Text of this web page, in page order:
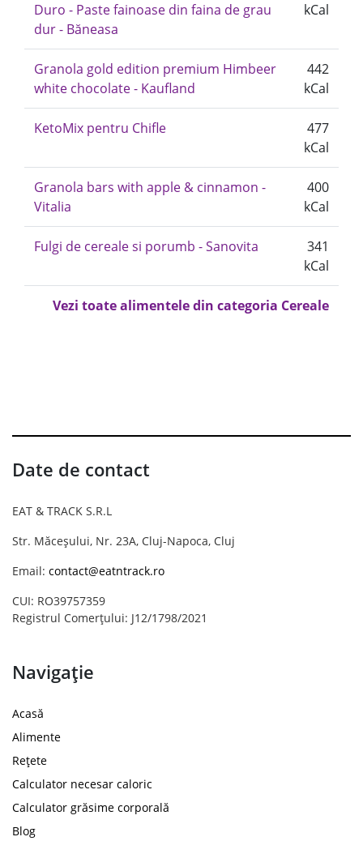
Duro - Paste fainoase din faina de grau
dur - Băneasa
kCal
Granola gold edition premium Himbeer
white chocolate - Kaufland
442
kCal
KetoMix pentru Chifle
477
kCal
Granola bars with apple & cinnamon -
Vitalia
400
kCal
Fulgi de cereale si porumb - Sanovita
341
kCal
Vezi toate alimentele din categoria Cereale
Date de contact
EAT & TRACK S.R.L
Str. Măceșului, Nr. 23A, Cluj-Napoca, Cluj
Email: contact@eatntrack.ro
CUI: RO39757359
Registrul Comerțului: J12/1798/2021
Navigație
Acasă
Alimente
Rețete
Calculator necesar caloric
Calculator grăsime corporală
Blog